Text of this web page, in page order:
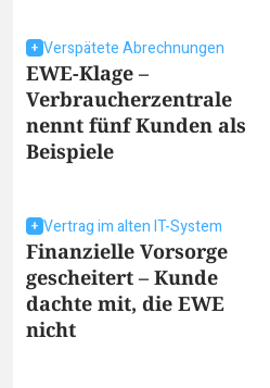
Verspätete Abrechnungen
EWE-Klage –
Verbraucherzentrale
nennt fünf Kunden als
Beispiele
Vertrag im alten IT-System
Finanzielle Vorsorge
gescheitert – Kunde
dachte mit, die EWE
nicht